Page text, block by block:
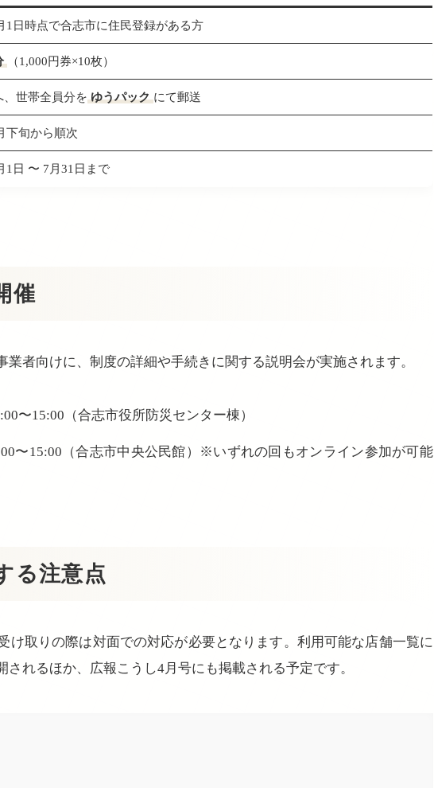
1日時点で合志市に住民登録がある方
（1,000円券×10枚）
世帯全員分を ゆうパック にて郵送
下旬から順次
1日 〜 7月31日まで
催
者向けに、制度の詳細や手続きに関する説明会が実施されます。
〜15:00（合志市役所防災センター棟）
〜15:00（合志市中央公民館）※いずれの回もオンライン参加が可能
る注意点
け取りの際は対面での対応が必要となります。利用可能な店舗一覧に
れるほか、広報こうし4月号にも掲載される予定です。